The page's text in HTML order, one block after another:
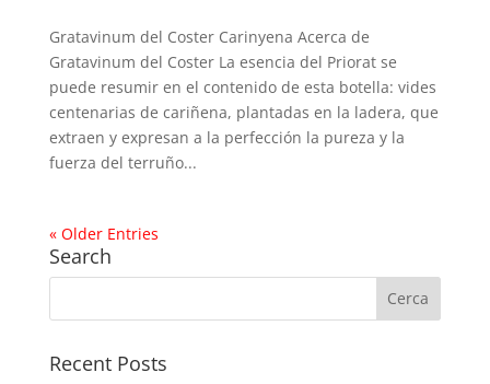
Gratavinum del Coster Carinyena Acerca de
Gratavinum del Coster La esencia del Priorat se
puede resumir en el contenido de esta botella: vides
centenarias de cariñena, plantadas en la ladera, que
extraen y expresan a la perfección la pureza y la
fuerza del terruño...
« Older Entries
Search
Recent Posts